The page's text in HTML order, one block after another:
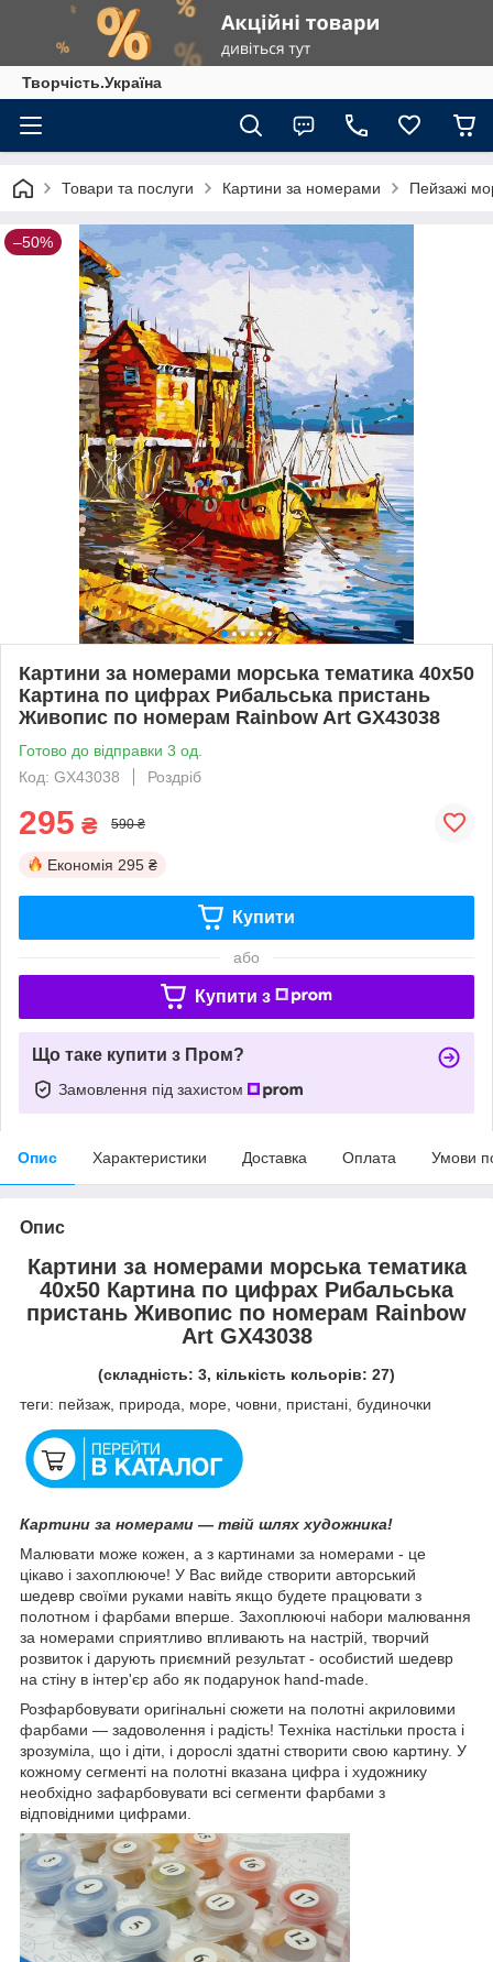
Творчість.Україна
Товари та послуги Картини за номерами Пейзажі
–50%
Картини за номерами морська тематика 40х50
Картина по цифрах Рибальська пристань
Живопис по номерам Rainbow Art GX43038
Готово до відправки 3 од.
Код: GX43038
Роздріб
295 ₴ 590 ₴
Економія 295 ₴
Купити
або
Купити з
Що таке купити з Пром?
Замовлення під захистом
Опис Характеристики Доставка Оплата Умови
Опис
Картини за номерами морська тематика
40х50 Картина по цифрах Рибальська
пристань Живопис по номерам Rainbow
Art GX43038
(складність: 3, кількість кольорів: 27)
теги: пейзаж, природа, море, човни, пристані, будиночки
Картини за номерами — твій шлях художника!
Малювати може кожен, а з картинами за номерами - це
цікаво і захоплююче! У Вас вийде створити авторський
шедевр своїми руками навіть якщо будете працювати з
полотном і фарбами вперше. Захоплюючі набори малювання
за номерами сприятливо впливають на настрій, творчий
розвиток і дарують приємний результат - особистий шедевр
на стіну в інтер'єр або як подарунок hand-made.
Розфарбовувати оригінальні сюжети на полотні акриловими
фарбами — задоволення і радість! Техніка настільки проста і
зрозуміла, що і діти, і дорослі здатні створити свою картину. У
кожному сегменті на полотні вказана цифра і художнику
необхідно зафарбовувати всі сегменти фарбами з
відповідними цифрами.